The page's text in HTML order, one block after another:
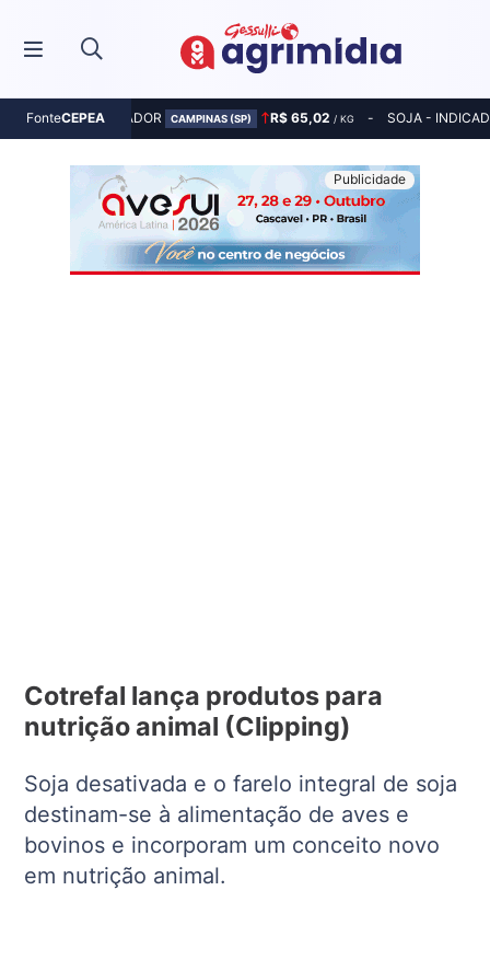
FonteCEPEA
MILHO - INDICADOR CAMPINAS (SP) R$ 65,02 / KG SOJA -
Cotrefal lança produtos para
nutrição animal (Clipping)
Soja desativada e o farelo integral de soja
destinam-se à alimentação de aves e
bovinos e incorporam um conceito novo
em nutrição animal.